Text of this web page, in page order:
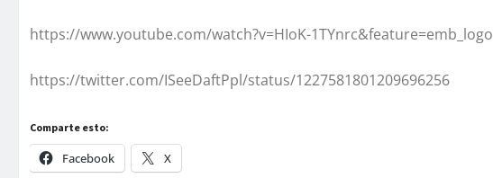
https://www.youtube.com/watch?v=HIoK-1TYnrc&feature=emb_logo
https://twitter.com/ISeeDaftPpl/status/1227581801209696256
Comparte esto:
Facebook X